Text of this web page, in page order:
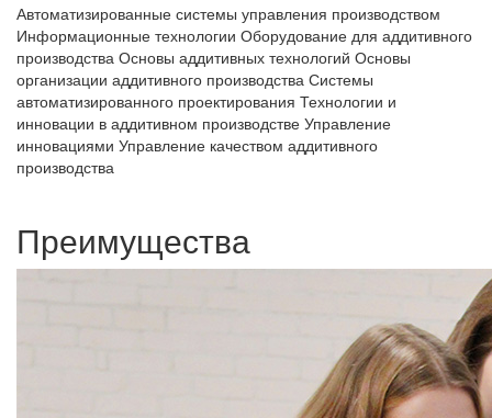
Автоматизированные системы управления производством
Информационные технологии Оборудование для аддитивного
производства Основы аддитивных технологий Основы
организации аддитивного производства Системы
автоматизированного проектирования Технологии и
инновации в аддитивном производстве Управление
инновациями Управление качеством аддитивного
производства
Преимущества